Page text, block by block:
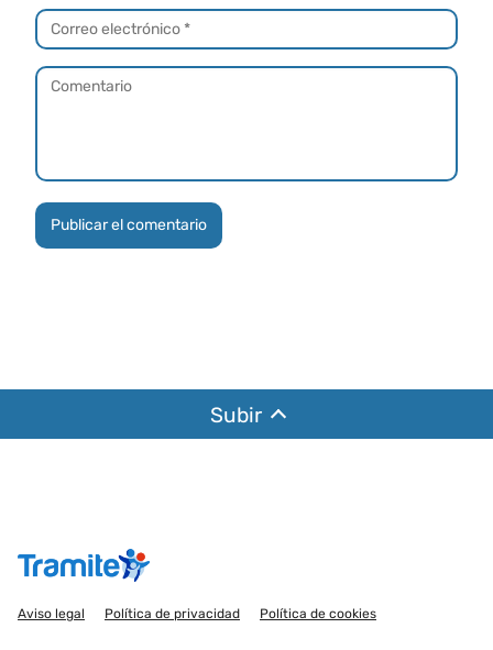
Subir
Aviso legal Política de privacidad Política de cookies